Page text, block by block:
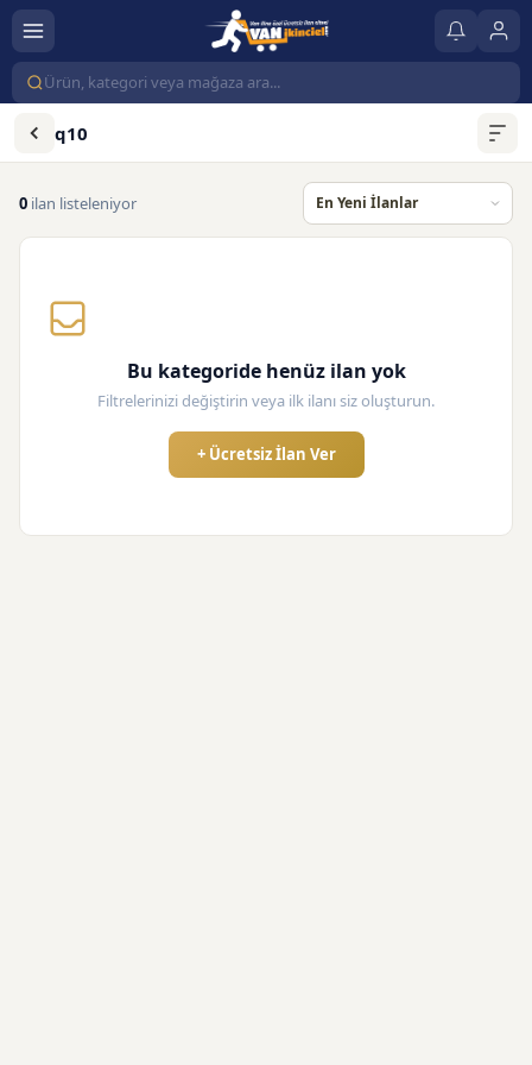
q10
0 ilan listeleniyor
Bu kategoride henüz ilan yok
Filtrelerinizi değiştirin veya ilk ilanı siz oluşturun.
+ Ücretsiz İlan Ver